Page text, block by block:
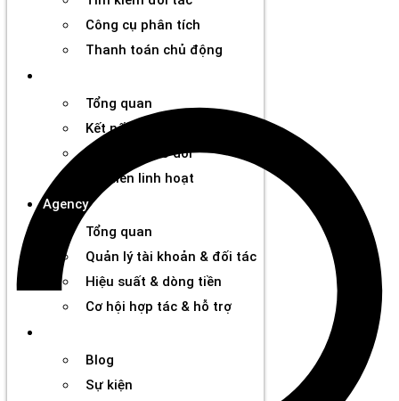
Công cụ phân tích
Thanh toán chủ động
Tổng quan
Kết nối thương hiệu
Công cụ theo dõi
Rút tiền linh hoạt
Agency
Tổng quan
Quản lý tài khoản & đối tác
Hiệu suất & dòng tiền
Cơ hội hợp tác & hỗ trợ
Blog
Sự kiện